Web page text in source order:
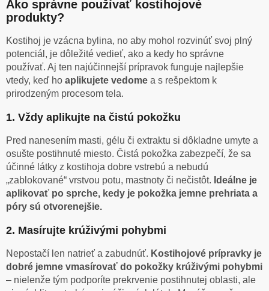
Ako správne používať kostihojové
produkty?
Kostihoj je vzácna bylina, no aby mohol rozvinúť svoj plný
potenciál, je dôležité vedieť, ako a kedy ho správne
používať. Aj ten najúčinnejší prípravok funguje najlepšie
vtedy, keď ho aplikujete vedome a s rešpektom k
prirodzeným procesom tela.
1. Vždy aplikujte na čistú pokožku
Pred nanesením masti, gélu či extraktu si dôkladne umyte a
osušte postihnuté miesto. Čistá pokožka zabezpečí, že sa
účinné látky z kostihoja dobre vstrebú a nebudú
„zablokované“ vrstvou potu, mastnoty či nečistôt. Ideálne je
aplikovať po sprche, kedy je pokožka jemne prehriata a
póry sú otvorenejšie.
2. Masírujte krúživými pohybmi
Nepostačí len natrieť a zabudnúť. Kostihojové prípravky je
dobré jemne vmasírovať do pokožky krúživými pohybmi
– nielenže tým podporíte prekrvenie postihnutej oblasti, ale